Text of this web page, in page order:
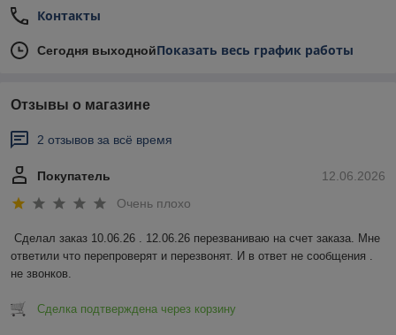
Контакты
Сегодня выходнойПоказать весь график работы
Отзывы о магазине
2 отзывов за всё время
12.06.2026
Покупатель
Очень плохо
Сделал заказ 10.06.26 . 12.06.26 перезваниваю на счет заказа. Мне
ответили что перепроверят и перезвонят. И в ответ не сообщения .
не звонков.
Сделка подтверждена через корзину